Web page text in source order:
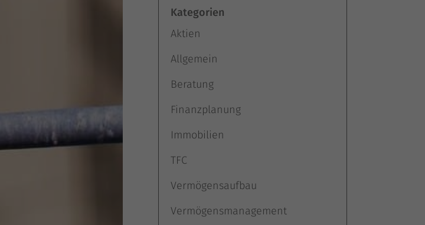
Kategorien
Aktien
Allgemein
Beratung
Finanzplanung
Immobilien
TFC
Vermögensaufbau
Vermögensmanagement